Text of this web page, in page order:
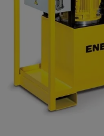
inkl. mva.